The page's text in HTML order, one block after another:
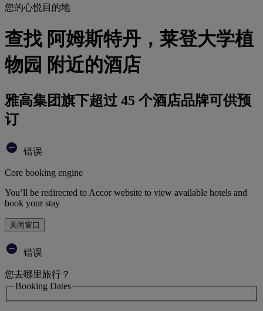
您的心悦目的地
查找 阿姆斯特丹，莱登大学植
物园 附近的酒店
雅高集团旗下超过 45 个酒店品牌可供预
订
错误
Core booking engine
You’ll be redirected to Accor website to view available hotels and
book your stay
关闭窗口
错误
您去哪里旅行？
Booking Dates